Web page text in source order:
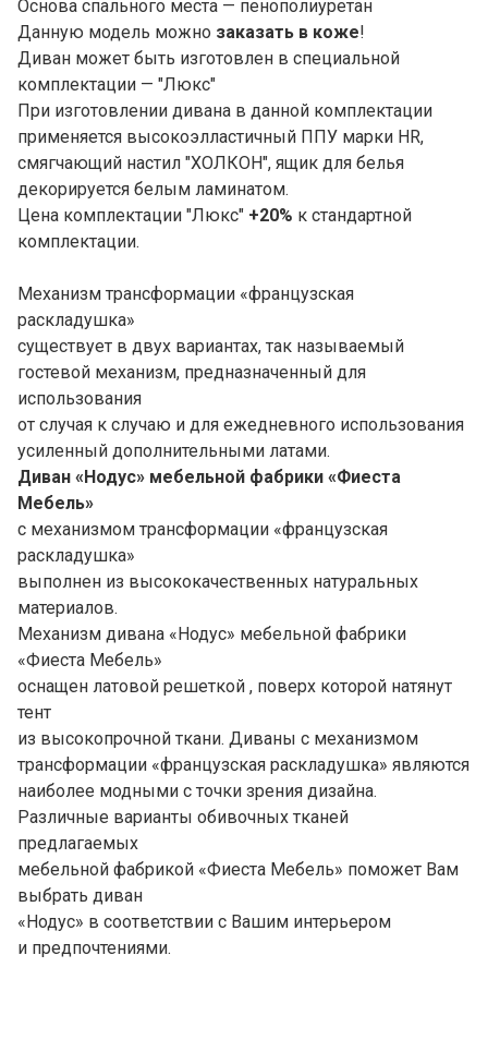
Основа спального места — пенополиуретан
Данную модель можно заказать в коже!
Диван может быть изготовлен в специальной
комплектации — "Люкс"
При изготовлении дивана в данной комплектации
применяется высокоэлластичный ППУ марки HR,
смягчающий настил "ХОЛКОН", ящик для белья
декорируется белым ламинатом.
Цена комплектации "Люкс" +20% к стандартной
комплектации.
Механизм трансформации «французская
раскладушка»
существует в двух вариантах, так называемый
гостевой механизм, предназначенный для
использования
от случая к случаю и для ежедневного использования
усиленный дополнительными латами.
Диван «Нодус» мебельной фабрики «Фиеста
Мебель»
с механизмом трансформации «французская
раскладушка»
выполнен из высококачественных натуральных
материалов.
Механизм дивана «Нодус» мебельной фабрики
«Фиеста Мебель»
оснащен латовой решеткой , поверх которой натянут
тент
из высокопрочной ткани. Диваны с механизмом
трансформации «французская раскладушка» являются
наиболее модными с точки зрения дизайна.
Различные варианты обивочных тканей
предлагаемых
мебельной фабрикой «Фиеста Мебель» поможет Вам
выбрать диван
«Нодус» в соответствии с Вашим интерьером
и предпочтениями.